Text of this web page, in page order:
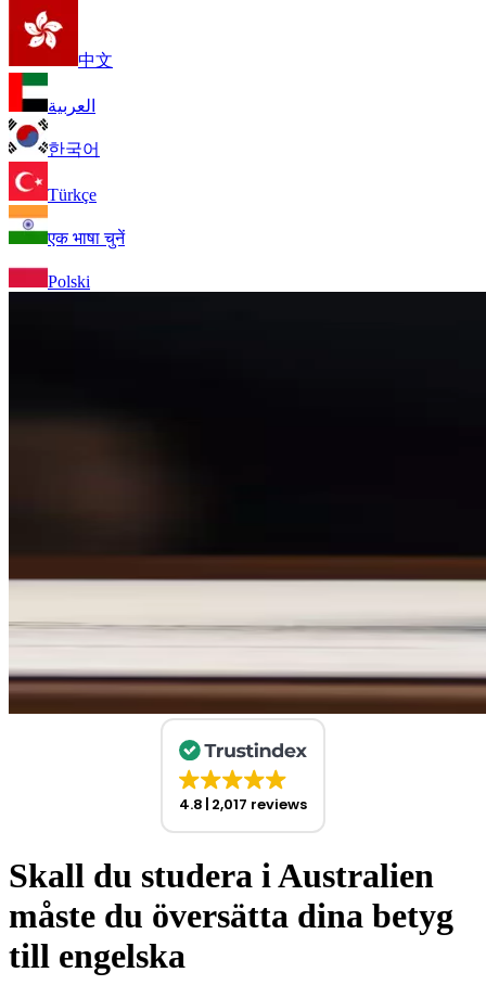
中文
العربية
한국어
Türkçe
एक भाषा चुनें
Polski
4.8 2,017 reviews
Skall du studera i Australien
måste du översätta dina betyg
till engelska